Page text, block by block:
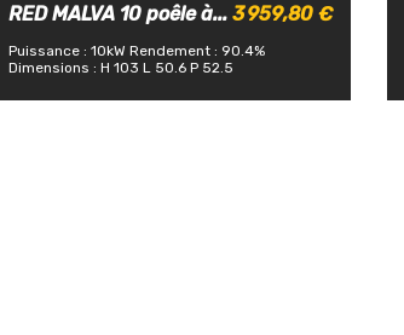
RED MALVA 10 poêle à... 3 959,80 €
Puissance : 10kW Rendement : 90.4%
Dimensions : H 103 L 50.6 P 52.5